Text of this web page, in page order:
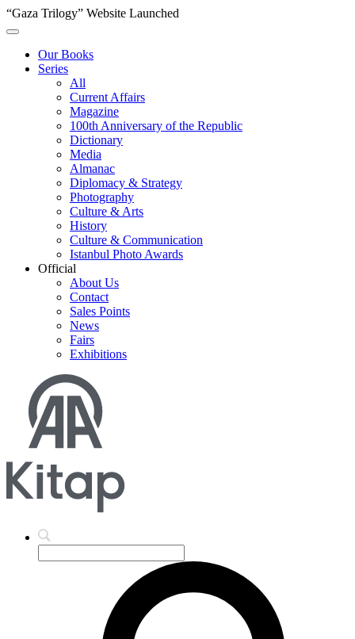
“Gaza Trilogy” Website Launched
Our Books
Series
All
Current Affairs
Magazine
100th Anniversary of the Republic
Dictionary
Media
Almanac
Diplomacy & Strategy
Photography
Culture & Arts
History
Culture & Communication
Istanbul Photo Awards
Official
About Us
Contact
Sales Points
News
Fairs
Exhibitions